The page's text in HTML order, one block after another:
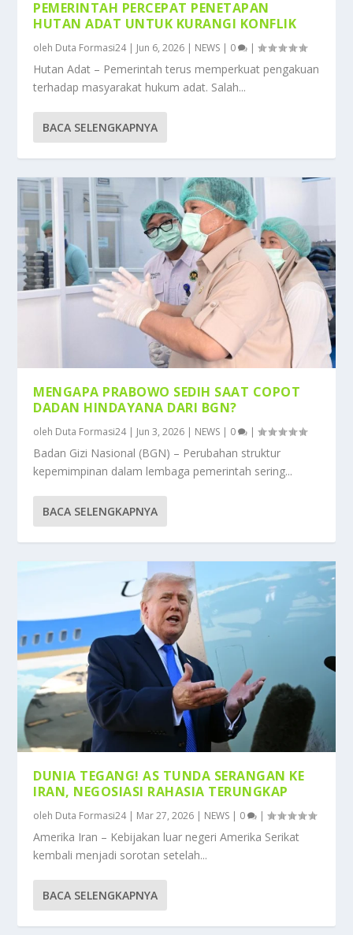
PEMERINTAH PERCEPAT PENETAPAN
HUTAN ADAT UNTUK KURANGI KONFLIK
oleh Duta Formasi24| Jun 6, 2026 | NEWS | 0 |
Hutan Adat – Pemerintah terus memperkuat pengakuan
terhadap masyarakat hukum adat. Salah...
BACA SELENGKAPNYA
MENGAPA PRABOWO SEDIH SAAT COPOT
DADAN HINDAYANA DARI BGN?
oleh Duta Formasi24| Jun 3, 2026 | NEWS | 0 |
Badan Gizi Nasional (BGN) – Perubahan struktur
kepemimpinan dalam lembaga pemerintah sering...
BACA SELENGKAPNYA
DUNIA TEGANG! AS TUNDA SERANGAN KE
IRAN, NEGOSIASI RAHASIA TERUNGKAP
oleh Duta Formasi24| Mar 27, 2026 | NEWS | 0 |
Amerika Iran – Kebijakan luar negeri Amerika Serikat
kembali menjadi sorotan setelah...
BACA SELENGKAPNYA